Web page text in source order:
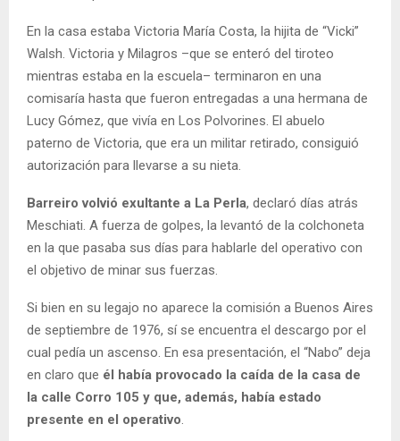
En la casa estaba Victoria María Costa, la hijita de “Vicki”
Walsh. Victoria y Milagros –que se enteró del tiroteo
mientras estaba en la escuela– terminaron en una
comisaría hasta que fueron entregadas a una hermana de
Lucy Gómez, que vivía en Los Polvorines. El abuelo
paterno de Victoria, que era un militar retirado, consiguió
autorización para llevarse a su nieta.
Barreiro volvió exultante a La Perla, declaró días atrás
Meschiati. A fuerza de golpes, la levantó de la colchoneta
en la que pasaba sus días para hablarle del operativo con
el objetivo de minar sus fuerzas.
Si bien en su legajo no aparece la comisión a Buenos Aires
de septiembre de 1976, sí se encuentra el descargo por el
cual pedía un ascenso. En esa presentación, el “Nabo” deja
en claro que él había provocado la caída de la casa de
la calle Corro 105 y que, además, había estado
presente en el operativo